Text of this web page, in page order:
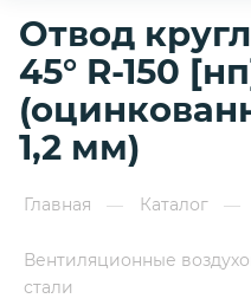
Отвод
45° R-150
1,2 мм)
Главная — Каталог —
Вентиляционные
стали